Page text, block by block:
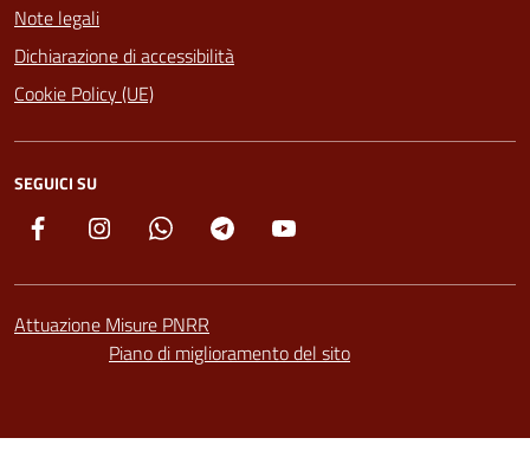
Note legali
Dichiarazione di accessibilità
Cookie Policy (UE)
SEGUICI SU
Facebook Instagram Whatsapp Telegram
Attuazione Misure PNRR
Piano di miglioramento del sito